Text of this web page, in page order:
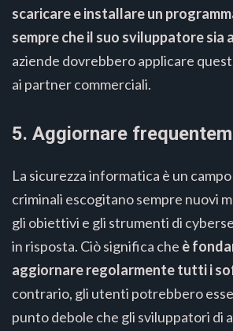
scaricare e installare un
sempre che il suo sviluppatore sia
aziende dovrebbero applicare
ai partner commerciali.
5. Aggiornare
La sicurezza informatica è un
criminali escogitano sempre nuovi
gli obiettivi e gli strumenti di
in risposta. Ciò significa che è
aggiornare regolarmente tutti i
contrario, gli utenti potrebbero
punto debole che gli sviluppatori di